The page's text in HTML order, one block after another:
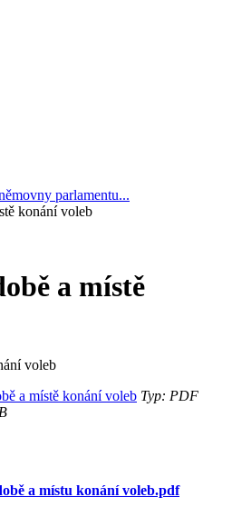
parlamentu...
konání voleb
a místě
voleb
a místě konání voleb Typ: PDF
a místu konání voleb.pdf